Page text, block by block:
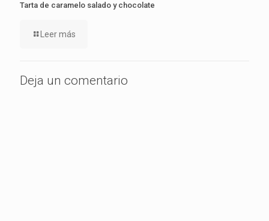
Tarta de caramelo salado y chocolate
Leer más
Deja un comentario